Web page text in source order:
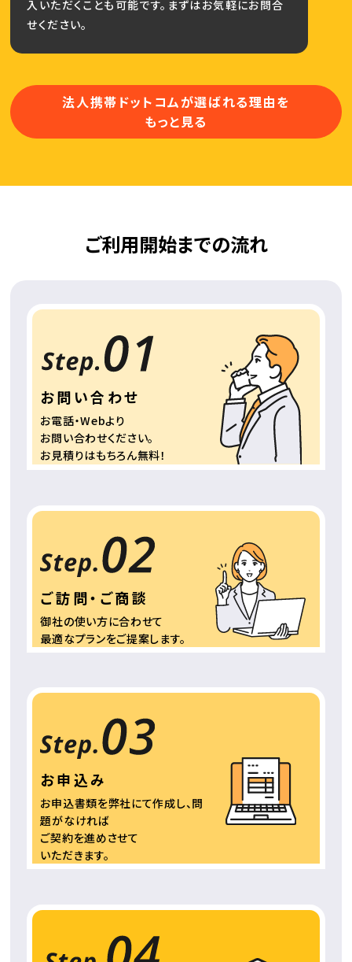
入いただくことも可能です。まずはお気軽にお問合
せください。
法人携帯ドットコムが選ばれる理由を
もっと見る
ご利用開始までの流れ
お問い合わせ
お電話・Webより
お問い合わせください。
お見積りはもちろん無料！
ご訪問・ご商談
御社の使い方に合わせて
最適なプランをご提案します。
お申込み
お申込書類を弊社にて作成し、問
題がなければ
ご契約を進めさせて
いただきます。